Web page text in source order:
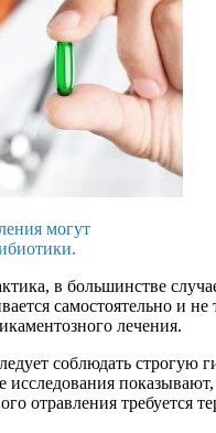
могут
в большинстве
самостоятельно и не
лечения.
соблюдать строгую
показывают,
отравления требуется